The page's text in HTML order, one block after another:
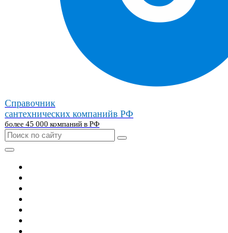
Справочник
сантехнических компанийв РФ
более 45 000 компаний в РФ